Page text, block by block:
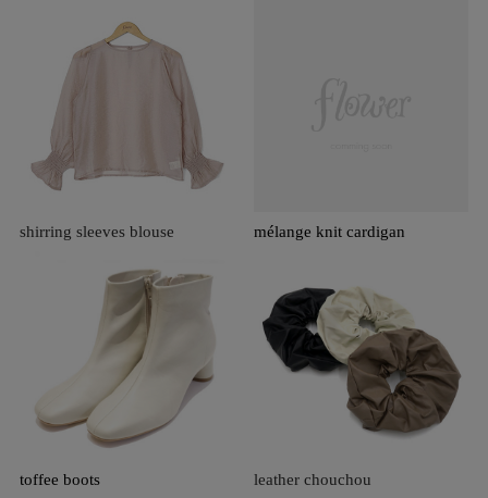
shirring sleeves blouse mélange knit cardigan
toffee boots leather chouchou